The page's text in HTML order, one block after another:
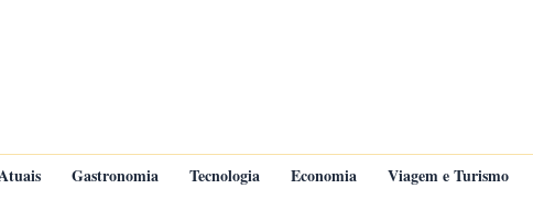
Gastronomia Tecnologia Economia Viagem e Turismo